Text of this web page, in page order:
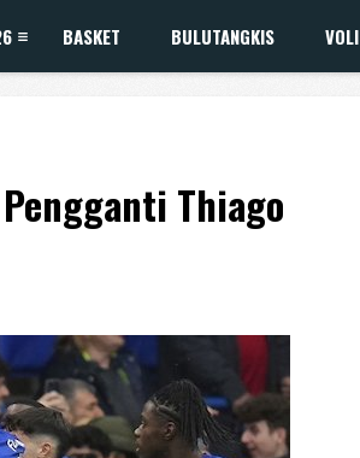
BASKET BULUTANGKIS VOLI
Thiago